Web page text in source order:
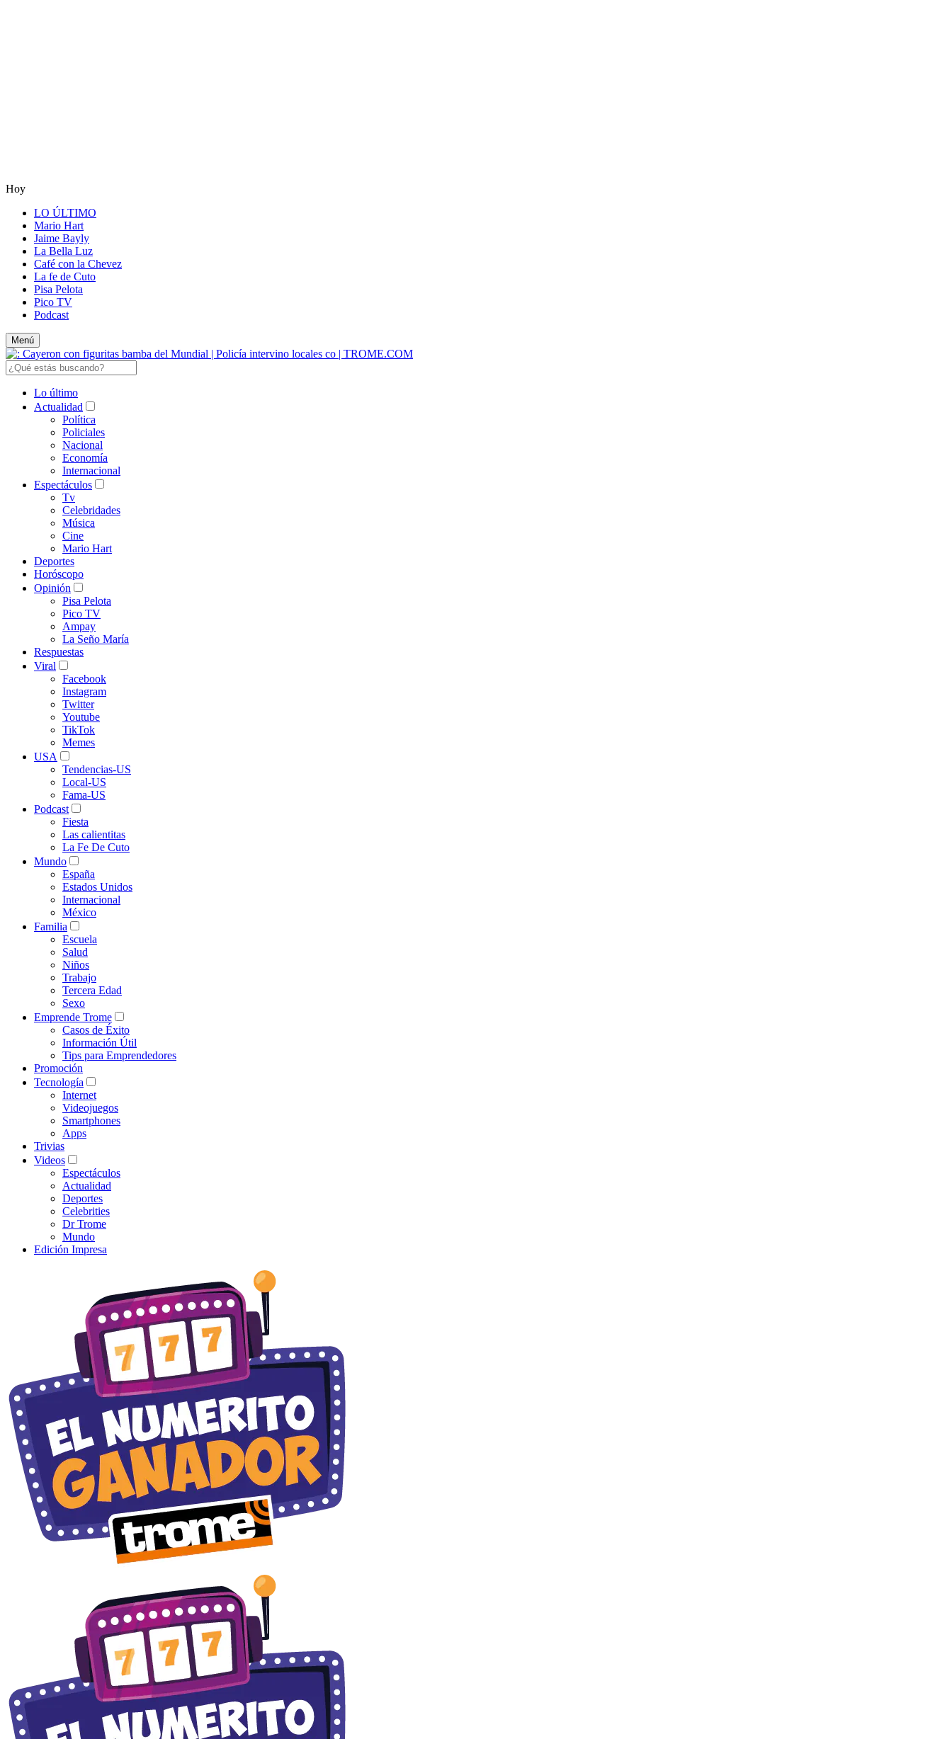
Hoy
LO ÚLTIMO
Mario Hart
Jaime Bayly
La Bella Luz
Café con la Chevez
La fe de Cuto
Pisa Pelota
Pico TV
Podcast
Menú
Lo último
Actualidad
Política
Policiales
Nacional
Economía
Internacional
Espectáculos
Tv
Celebridades
Música
Cine
Mario Hart
Deportes
Horóscopo
Opinión
Pisa Pelota
Pico TV
Ampay
La Seño María
Respuestas
Viral
Facebook
Instagram
Twitter
Youtube
TikTok
Memes
USA
Tendencias-US
Local-US
Fama-US
Podcast
Fiesta
Las calientitas
La Fe De Cuto
Mundo
España
Estados Unidos
Internacional
México
Familia
Escuela
Salud
Niños
Trabajo
Tercera Edad
Sexo
Emprende Trome
Casos de Éxito
Información Útil
Tips para Emprendedores
Promoción
Tecnología
Internet
Videojuegos
Smartphones
Apps
Trivias
Videos
Espectáculos
Actualidad
Deportes
Celebrities
Dr Trome
Mundo
Edición Impresa